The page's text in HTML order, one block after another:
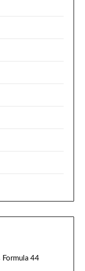
Formula 44